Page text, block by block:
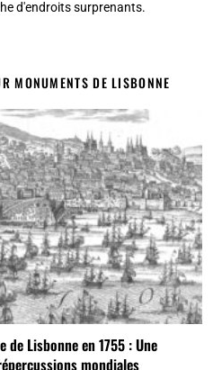
d'endroits surprenants.
MONUMENTS DE LISBONNE
de Lisbonne en 1755 : Une
mondiales